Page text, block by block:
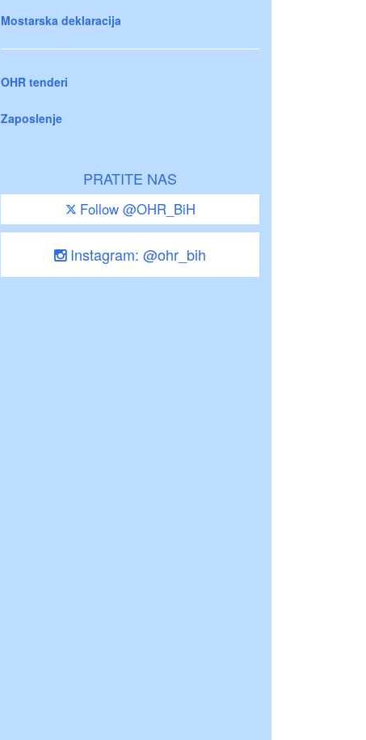
Mostarska deklaracija
OHR tenderi
Zaposlenje
PRATITE NAS
Follow @OHR_BiH
Instagram: @ohr_bih